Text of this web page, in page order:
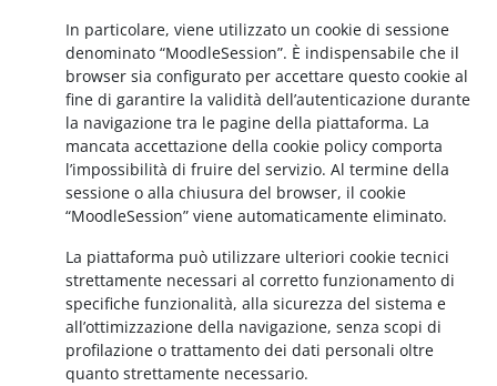
In particolare, viene utilizzato un cookie di sessione
denominato “MoodleSession”. È indispensabile che il
browser sia configurato per accettare questo cookie al
fine di garantire la validità dell’autenticazione durante
la navigazione tra le pagine della piattaforma. La
mancata accettazione della cookie policy comporta
l’impossibilità di fruire del servizio. Al termine della
sessione o alla chiusura del browser, il cookie
“MoodleSession” viene automaticamente eliminato.
La piattaforma può utilizzare ulteriori cookie tecnici
strettamente necessari al corretto funzionamento di
specifiche funzionalità, alla sicurezza del sistema e
all’ottimizzazione della navigazione, senza scopi di
profilazione o trattamento dei dati personali oltre
quanto strettamente necessario.